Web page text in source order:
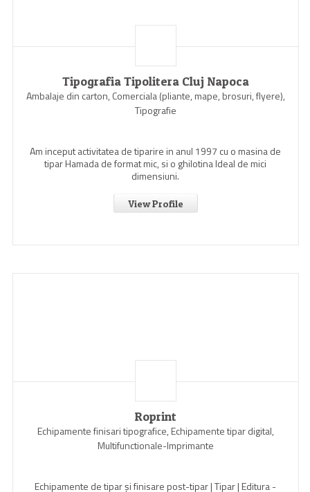
Tipografia Tipolitera Cluj Napoca
Ambalaje din carton, Comerciala (pliante, mape, brosuri, flyere),
Tipografie
Am inceput activitatea de tiparire in anul 1997 cu o masina de
tipar Hamada de format mic, si o ghilotina Ideal de mici
dimensiuni.
View Profile
Roprint
Echipamente finisari tipografice, Echipamente tipar digital,
Multifunctionale-Imprimante
Echipamente de tipar și finisare post-tipar | Tipar | Editura -